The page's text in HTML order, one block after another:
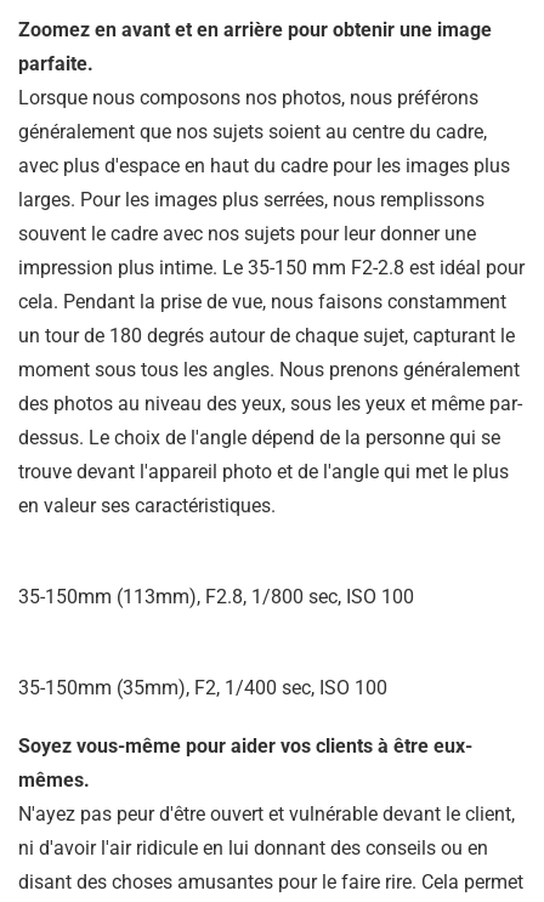
Zoomez en avant et en arrière pour obtenir une image
parfaite.
Lorsque nous composons nos photos, nous préférons
généralement que nos sujets soient au centre du cadre,
avec plus d'espace en haut du cadre pour les images plus
larges. Pour les images plus serrées, nous remplissons
souvent le cadre avec nos sujets pour leur donner une
impression plus intime. Le 35-150 mm F2-2.8 est idéal pour
cela. Pendant la prise de vue, nous faisons constamment
un tour de 180 degrés autour de chaque sujet, capturant le
moment sous tous les angles. Nous prenons généralement
des photos au niveau des yeux, sous les yeux et même par-
dessus. Le choix de l'angle dépend de la personne qui se
trouve devant l'appareil photo et de l'angle qui met le plus
en valeur ses caractéristiques.
35-150mm (113mm), F2.8, 1/800 sec, ISO 100
35-150mm (35mm), F2, 1/400 sec, ISO 100
Soyez vous-même pour aider vos clients à être eux-
mêmes.
N'ayez pas peur d'être ouvert et vulnérable devant le client,
ni d'avoir l'air ridicule en lui donnant des conseils ou en
disant des choses amusantes pour le faire rire. Cela permet